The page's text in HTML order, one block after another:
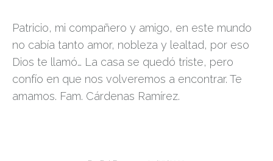
Patricio, mi compañero y amigo, en este mundo
no cabía tanto amor, nobleza y lealtad, por eso
Dios te llamó… La casa se quedó triste, pero
confío en que nos volveremos a encontrar. Te
amamos. Fam. Cárdenas Ramírez.